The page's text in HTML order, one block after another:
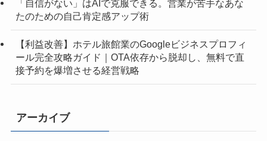
「自信がない」はAIで克服できる。営業が苦手なあな
たのための自己肯定感アップ術
【利益改善】ホテル旅館業のGoogleビジネスプロフィ
ール完全攻略ガイド｜OTA依存から脱却し、無料で直
接予約を爆増させる経営戦略
アーカイブ